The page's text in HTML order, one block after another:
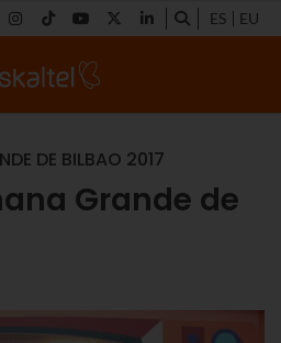
ES EU
DE BILBAO 2017
Grande de